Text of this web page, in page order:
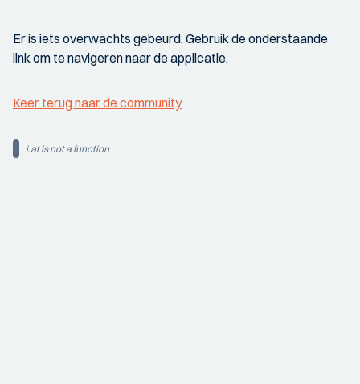
Er is iets overwachts gebeurd. Gebruik de onderstaande
link om te navigeren naar de applicatie.
Keer terug naar de community
i.at is not a function